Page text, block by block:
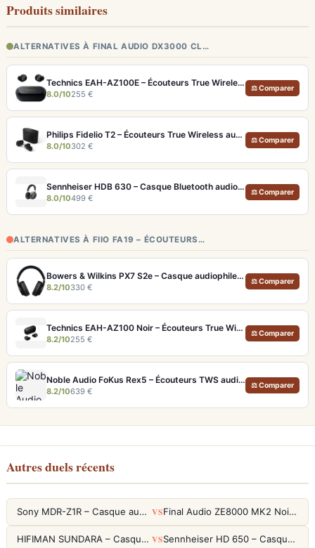
Produits similaires
ALTERNATIVES À FINAL AUDIO DX3000 CL…
Technics EAH-AZ100E – Écouteurs True Wireless Hi-Res avec ANC adaptative et Dolby Atmos
8.0/10255 €
⚖ Comparer
Philips Fidelio T2 – Écouteurs True Wireless audiophiles avec ANC et autonomie record
8.0/10302 €
⚖ Comparer
Sennheiser HDB 630 – Casque Bluetooth audiophile 60h avec ANC adaptative
8.0/10499 €
⚖ Comparer
ALTERNATIVES À FIIO FA19 – ÉCOUTEURS…
Bowers & Wilkins PX7 S2e – Casque audiophile sans fil ANC 30h
8.2/10330 €
⚖ Comparer
Technics EAH-AZ100 Noir – Écouteurs True Wireless audiophiles avec drivers MFD et autonomie 29h
8.2/10255 €
⚖ Comparer
Noble Audio FoKus Rex5 – Écouteurs TWS audiophiles tribrides
8.2/10639 €
⚖ Comparer
Autres duels récents
Sony MDR-Z1R – Casque audiophile fermé haute résolution VS Final Audio ZE8000 MK2 Noir – Écouteurs True Wireless audiophiles 8K Sound
HIFIMAN SUNDARA – Casque Planar Magnetic Ouvert Over-Ear Audiophile VS Sennheiser HD 650 – Casque audiophile ouvert pour l'écoute analytique